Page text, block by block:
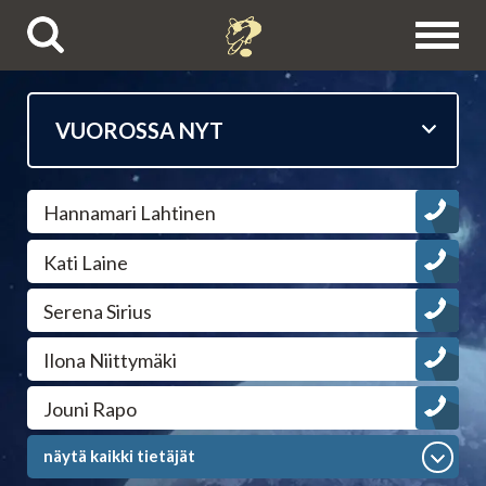
Puhelinpalvelut
Tietäjien esittelyt
Astrologit
Ennustajat
Selvänäkijät
Hannamari Lahtinen
Kati Laine
Serena Sirius
Ilona Niittymäki
Jouni Rapo
näytä kaikki tietäjät